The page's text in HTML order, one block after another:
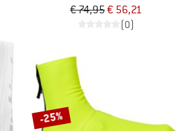
€ 74,95€ 56,21
(0)
-25%